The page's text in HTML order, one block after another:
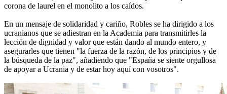
corona de laurel en el monolito a los caídos.
En un mensaje de solidaridad y cariño, Robles se ha dirigido a los
ucranianos que se adiestran en la Academia para transmitirles la
lección de dignidad y valor que están dando al mundo entero, y
asegurarles que tienen "la fuerza de la razón, de los principios y de
la búsqueda de la paz", añadiendo que "España se siente orgullosa
de apoyar a Ucrania y de estar hoy aquí con vosotros".